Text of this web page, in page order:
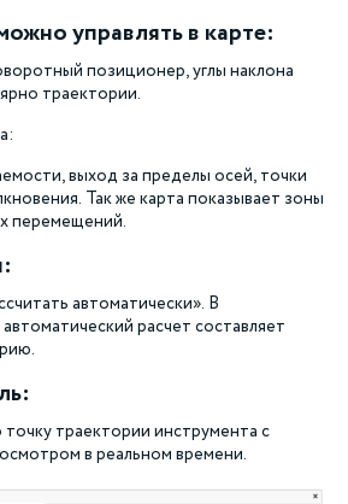
управлять в карте:
позиционер, углы наклона
траектории.
выход за пределы осей, точки
Так же карта показывает зоны
перемещений.
автоматически». В
расчет составляет
траектории инструмента с
в реальном времени.